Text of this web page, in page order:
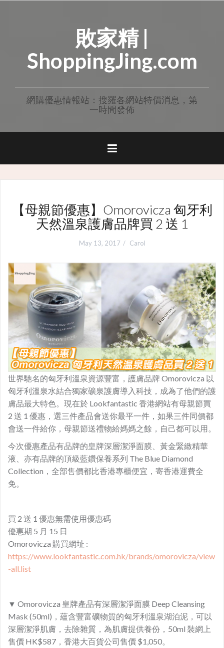
敗家精 |
ShoppingJing.com
網購優惠情報站：搜羅各網站特價消息，第
一時間發佈
【母親節優惠】Omorovicza 匈牙利
天然溫泉護膚品牌買 2 送 1
May 13, 2017 Carol
世界馳名的匈牙利溫泉資源豐富，護膚品牌 Omorovicza 以
匈牙利溫泉水結合獨家礦泉護膚導入科技，成為了他們的護
膚品最大特色。現在於 Lookfantastic 香港網站有母親節買
2 送 1 優惠，選三件產品會送你最平一件，如果三件同價都
會送一件給你，母親節送禮物給媽媽之餘，自己都可以用。
今次優惠產品有品牌的皇牌深層潔淨面膜、黃金緊緻精華
液、亦有品牌的頂級藍鑽保養系列 The Blue Diamond
Collection，全部售價都比香港專櫃便宜，寄香港運費全
免。
買 2 送 1 優惠無需使用優惠碼
優惠期 5 月 15 日
Omorovicza 購買網址 :
https://www.lookfantastic.com.hk/brands/omorovicza/view
-all.list
▼ Omorovicza 皇牌產品有深層潔淨面膜 Deep Cleansing
Mask (50ml)，蘊含豐富礦物質的匈牙利溫泉湖泊泥，可以
深層潔淨肌膚，去除雜質，為肌膚提供養份，50ml 裝網上
售價 HK$587，香港大百貨公司售價 $1,050。